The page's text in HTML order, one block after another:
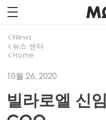
Home
뉴스 센터
News
10월 26, 2020
빌라로엘 신